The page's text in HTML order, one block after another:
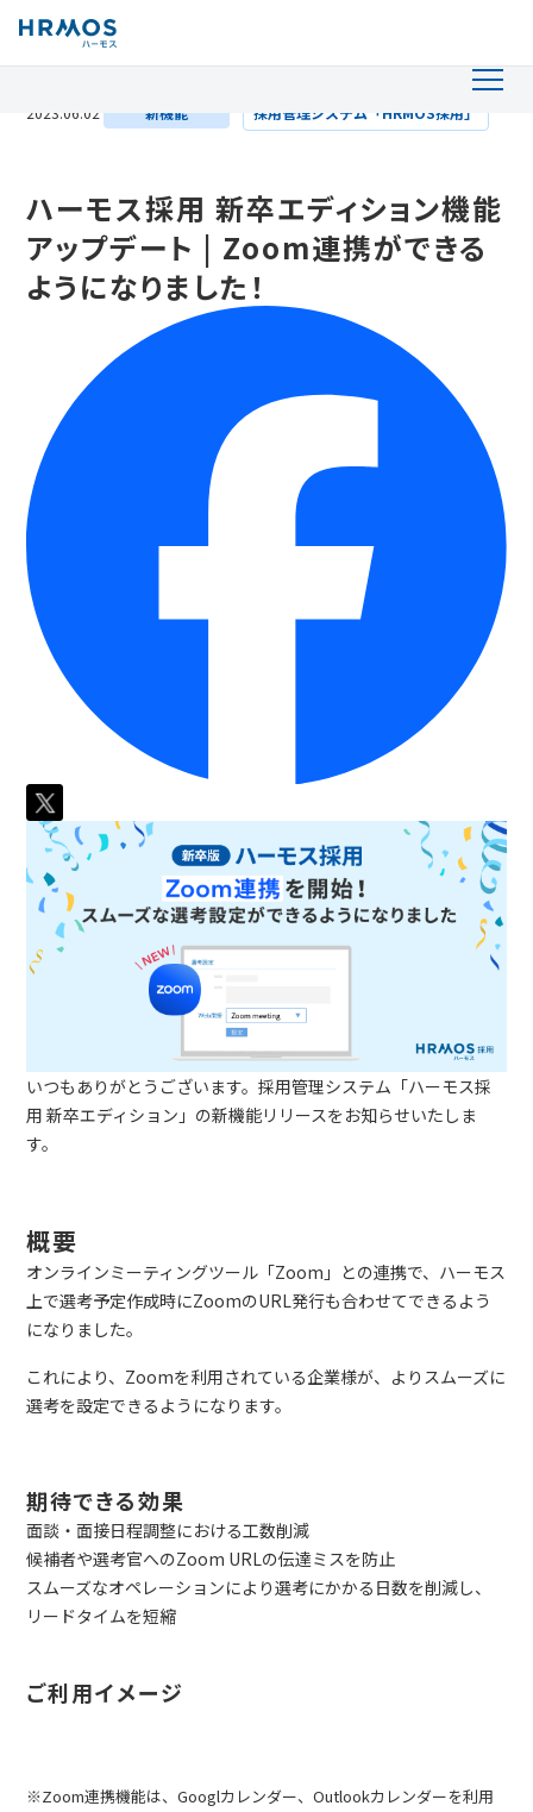
2023.06.02 新機能 採用管理システム「HRMOS採用」
ハーモス採用 新卒エディション機能
アップデート | Zoom連携ができる
ようになりました！
いつもありがとうございます。採用管理システム「ハーモス採
用 新卒エディション」の新機能リリースをお知らせいたしま
す。
概要
オンラインミーティングツール「Zoom」との連携で、ハーモス
上で選考予定作成時にZoomのURL発行も合わせてできるよう
になりました。
これにより、Zoomを利用されている企業様が、よりスムーズに
選考を設定できるようになります。
期待できる効果
面談・面接日程調整における工数削減
候補者や選考官へのZoom URLの伝達ミスを防止
スムーズなオペレーションにより選考にかかる日数を削減し、
リードタイムを短縮
ご利用イメージ
※Zoom連携機能は、Googlカレンダー、Outlookカレンダーを利用